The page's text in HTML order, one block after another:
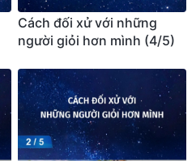
Cách đối xử với những
người giỏi hơn mình (4/5)